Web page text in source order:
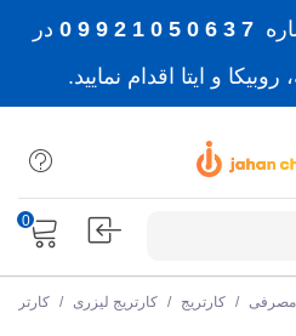
7 3 6 0 5 0 1 2 9 9 0
در
و ایتا اقدام نمایید.
0
مصرفی / کارتریج / کارتریج لیزری /